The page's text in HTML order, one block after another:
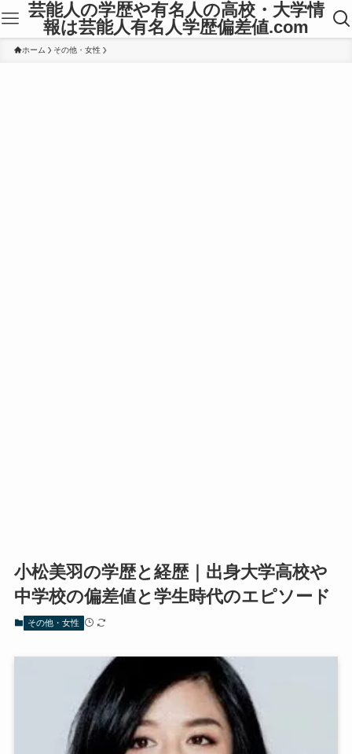
芸能人の学歴や有名人の高校・大学情
報は芸能人有名人学歴偏差値.com
ホーム その他・女性
小松美羽の学歴と経歴｜出身大学高校や
中学校の偏差値と学生時代のエピソード
その他・女性